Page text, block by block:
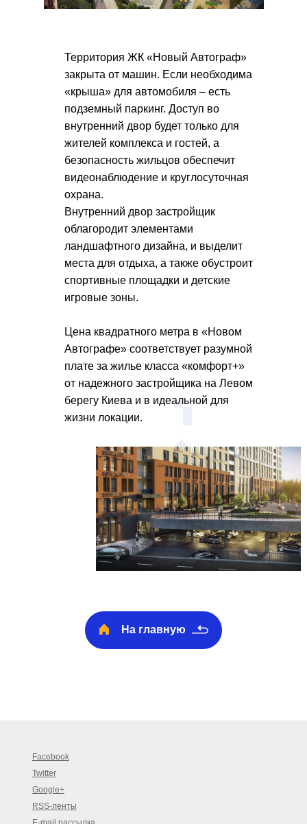
Территория ЖК «Новый Автограф»
закрыта от машин. Если необходима
«крыша» для автомобиля – есть
подземный паркинг. Доступ во
внутренний двор будет только для
жителей комплекса и гостей, а
безопасность жильцов обеспечит
видеонаблюдение и круглосуточная
охрана.
Внутренний двор застройщик
облагородит элементами
ландшафтного дизайна, и выделит
места для отдыха, а также обустроит
спортивные площадки и детские
игровые зоны.
Цена квадратного метра в «Новом
Автографе» соответствует разумной
плате за жилье класса «комфорт+»
от надежного застройщика на Левом
берегу Киева и в идеальной для
жизни локации.
На главную
Facebook
Twitter
Google+
RSS-ленты